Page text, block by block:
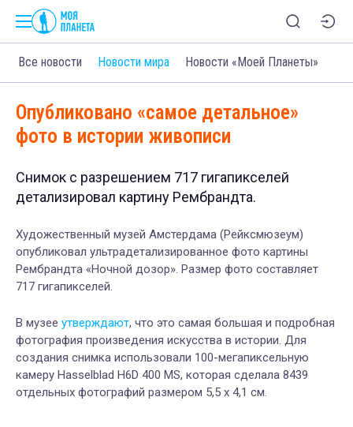
Все новости Новости мира Новости «Моей Планеты»
Опубликовано «самое детальное»
фото в истории живописи
Снимок с разрешением 717 гигапикселей
детализировал картину Рембрандта.
Художественный музей Амстердама (Рейксмюзеум)
опубликовал ультрадетализированное фото картины
Рембрандта «Ночной дозор». Размер фото составляет
717 гигапикселей.
В музее утверждают, что это самая большая и подробная
фотография произведения искусства в истории. Для
создания снимка использовали 100-мегапиксельную
камеру Hasselblad H6D 400 MS, которая сделала 8439
отдельных фотографий размером 5,5 x 4,1 см.